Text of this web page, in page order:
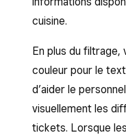
cuisine.
En plus du filtrage,
couleur pour le
d’aider le
visuellement les
tickets. Lorsque